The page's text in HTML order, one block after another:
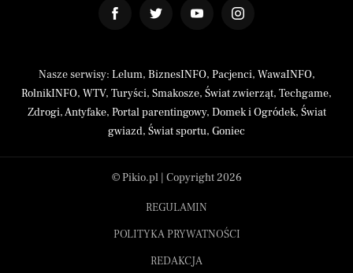
Nasze serwisy: Lelum, BiznesINFO, Pacjenci, WawaINFO,
RolnikINFO, WTV, Turyści, Smakosze, Świat zwierząt, Techgame,
Zdrogi,Antyfake, Portal parentingowy, Domek i Ogródek, Świat
gwiazd, Świat sportu, Goniec
© Pikio.pl | Copyright 2026
REGULAMIN
POLITYKA PRYWATNOŚCI
REDAKCJA